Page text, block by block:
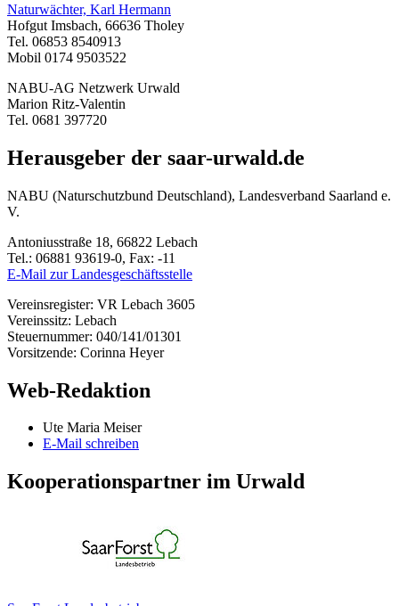
Naturwächter, Karl Hermann
Hofgut Imsbach, 66636 Tholey
Tel. 06853 8540913
Mobil 0174 9503522
NABU-AG Netzwerk Urwald
Marion Ritz-Valentin
Tel. 0681 397720
Herausgeber der saar-urwald.de
NABU (Naturschutzbund Deutschland), Landesverband Saarland e.
V.
Antoniusstraße 18, 66822 Lebach
Tel.: 06881 93619-0, Fax: -11
E-Mail zur Landesgeschäftsstelle
Vereinsregister: VR Lebach 3605
Vereinssitz: Lebach
Steuernummer: 040/141/01301
Vorsitzende: Corinna Heyer
Web-Redaktion
Ute Maria Meiser
E-Mail schreiben
Kooperationspartner im Urwald